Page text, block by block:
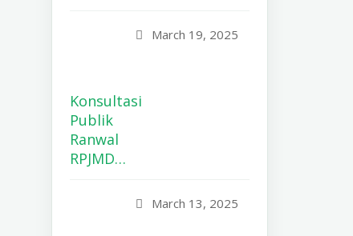
Konsultasi
Publik
Ranwal
RPJMD…
March 19, 2025
March 13, 2025